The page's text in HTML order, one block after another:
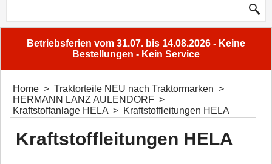
Betriebsferien vom 31.07. bis 14.08.2026 - Keine
Bestellungen - Kein Service
Home > Traktorteile NEU nach Traktormarken >
HERMANN LANZ AULENDORF >
Kraftstoffanlage HELA > Kraftstoffleitungen HELA
Kraftstoffleitungen HELA